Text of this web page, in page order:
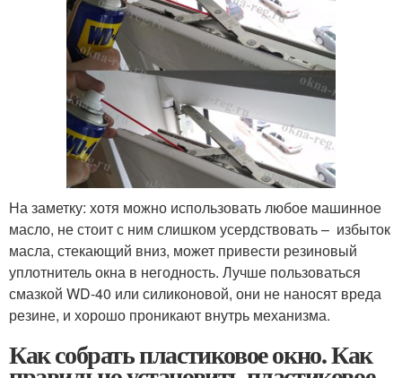
На заметку: хотя можно использовать любое машинное
масло, не стоит с ним слишком усердствовать – избыток
масла, стекающий вниз, может привести резиновый
уплотнитель окна в негодность. Лучше пользоваться
смазкой WD-40 или силиконовой, они не наносят вреда
резине, и хорошо проникают внутрь механизма.
Как собрать пластиковое окно. Как